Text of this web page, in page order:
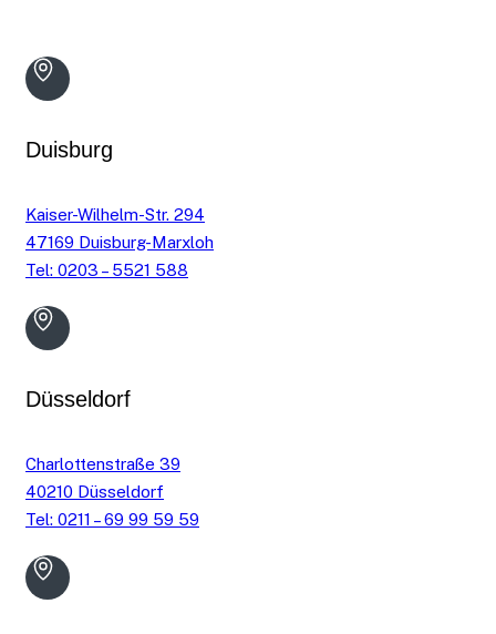
Duisburg
Kaiser-Wilhelm-Str. 294
47169 Duisburg-Marxloh
Tel: 0203 – 5521 588
Düsseldorf
Charlottenstraße 39
40210 Düsseldorf
Tel: 0211 – 69 99 59 59